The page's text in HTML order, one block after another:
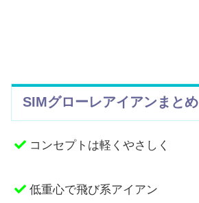
SIMグローレアイアンまとめ
コンセプトは軽くやさしく
低重心で飛び系アイアン